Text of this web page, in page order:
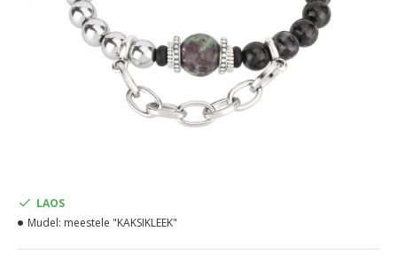
LAOS
Mudel: meestele "KAKSIKLEEK"